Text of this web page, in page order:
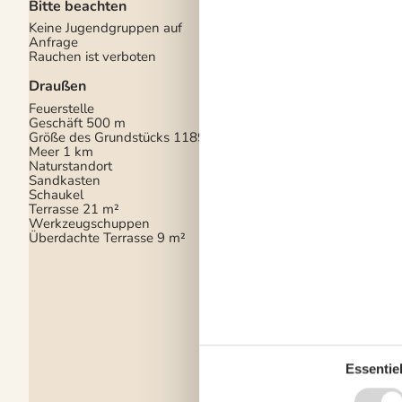
Bitte beachten
Keine Jugendgruppen auf
Anfrage
Rauchen ist verboten
Draußen
Feuerstelle
Geschäft 500 m
Größe des Grundstücks 1189 m²
Meer 1 km
Naturstandort
Sandkasten
Schaukel
Terrasse 21 m²
Werkzeugschuppen
Überdachte Terrasse 9 m²